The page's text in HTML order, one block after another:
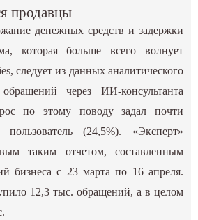
продавцы
денежных средств и задержки
которая больше всего волнует
следует из данных аналитического
через ИИ‑консультанта
по этому поводу задал почти
(24,5%). «Эксперт»
таким отчетом, составленным
бизнеса с 23 марта по 16 апреля.
12,3 тыс. обращений, а в целом